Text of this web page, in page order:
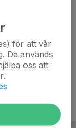
för att vår
De används
oss att